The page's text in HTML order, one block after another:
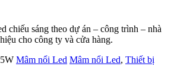
chiếu sáng theo dự án – công trình – nhà
cho công ty và cửa hàng.
Mâm nổi Led Mâm nổi Led, Thiết bị